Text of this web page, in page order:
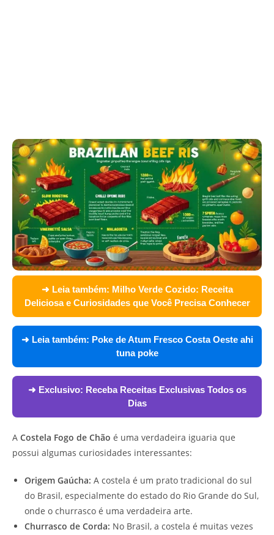
➜ Leia também: Milho Verde Cozido: Receita
Deliciosa e Curiosidades que Você Precisa Conhecer
➜ Leia também: Poke de Atum Fresco Costa Oeste ahi
tuna poke
➜ Exclusivo: Receba Receitas Exclusivas Todos os
Dias
A Costela Fogo de Chão é uma verdadeira iguaria que
possui algumas curiosidades interessantes:
Origem Gaúcha: A costela é um prato tradicional do sul
do Brasil, especialmente do estado do Rio Grande do Sul,
onde o churrasco é uma verdadeira arte.
Churrasco de Corda: No Brasil, a costela é muitas vezes